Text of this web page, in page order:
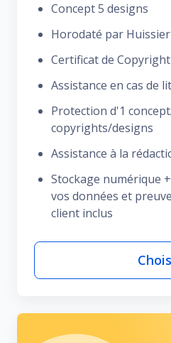
Concept 5 designs
Horodaté par
Certificat de
Assistance en cas de
Protection d'1
copyrights/designs
Assistance à la
Stockage numérique
vos données et
client inclus